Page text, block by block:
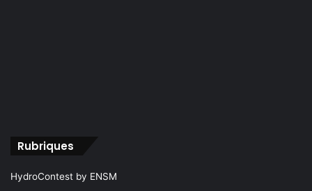
Rubriques
HydroContest by ENSM